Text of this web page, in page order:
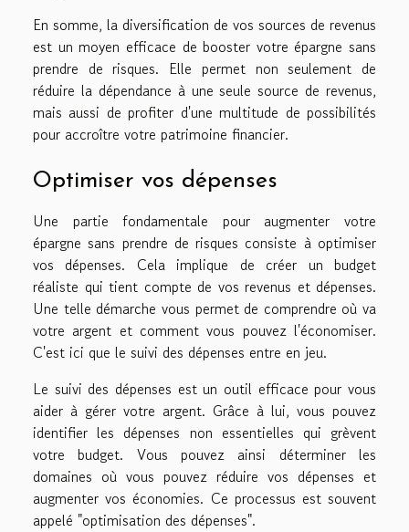
En somme, la diversification de vos sources de revenus
est un moyen efficace de booster votre épargne sans
prendre de risques. Elle permet non seulement de
réduire la dépendance à une seule source de revenus,
mais aussi de profiter d'une multitude de possibilités
pour accroître votre patrimoine financier.
Optimiser vos dépenses
Une partie fondamentale pour augmenter votre
épargne sans prendre de risques consiste à optimiser
vos dépenses. Cela implique de créer un budget
réaliste qui tient compte de vos revenus et dépenses.
Une telle démarche vous permet de comprendre où va
votre argent et comment vous pouvez l'économiser.
C'est ici que le suivi des dépenses entre en jeu.
Le suivi des dépenses est un outil efficace pour vous
aider à gérer votre argent. Grâce à lui, vous pouvez
identifier les dépenses non essentielles qui grèvent
votre budget. Vous pouvez ainsi déterminer les
domaines où vous pouvez réduire vos dépenses et
augmenter vos économies. Ce processus est souvent
appelé "optimisation des dépenses".